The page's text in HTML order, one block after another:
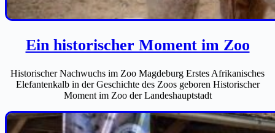
Ein historischer Moment im Zoo
Historischer Nachwuchs im Zoo Magdeburg Erstes Afrikanisches
Elefantenkalb in der Geschichte des Zoos geboren Historischer
Moment im Zoo der Landeshauptstadt